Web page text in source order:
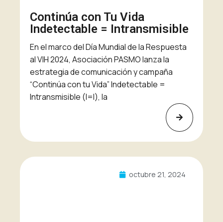
Continúa con Tu Vida
Indetectable = Intransmisible
En el marco del Día Mundial de la Respuesta
al VIH 2024, Asociación PASMO lanza la
estrategia de comunicación y campaña
“Continúa con tu Vida” Indetectable =
Intransmisible (I=I), la
octubre 21, 2024